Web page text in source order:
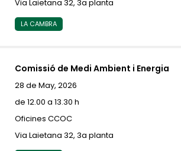
Via Laietana 32, 3a planta
LA CAMBRA
Comissió de Medi Ambient i Energia
28 de May, 2026
de 12.00 a 13.30 h
Oficines CCOC
Via Laietana 32, 3a planta